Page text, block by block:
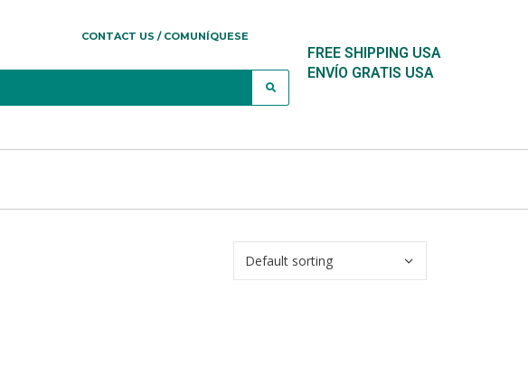
CONTACT US / COMUNÍQUESE
FREE SHIPPING USA
ENVÍO GRATIS USA